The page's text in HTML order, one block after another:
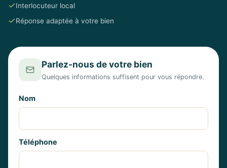
Interlocuteur local
Réponse adaptée à votre bien
Parlez-nous de votre bien
Quelques informations suffisent pour vous répondre.
Nom
Téléphone